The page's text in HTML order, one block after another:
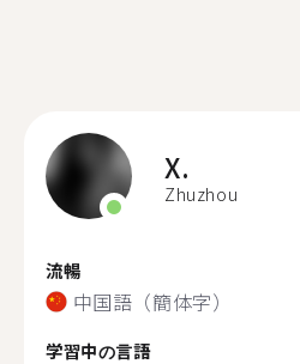
X.
Zhuzhou
流暢
中国語（簡体字）
学習中の言語